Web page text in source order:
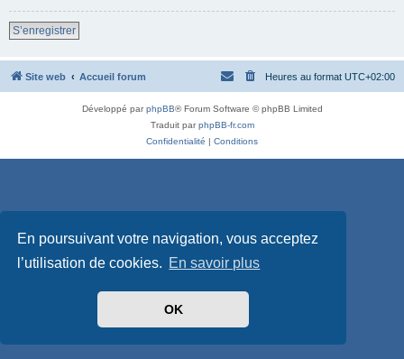
En poursuivant votre navigation, vous acceptez
l’utilisation de cookies. En savoir plus
OK
S’enregistrer
Site web Accueil forum Heures au format UTC+02:00
Développé parphpBB® Forum Software © phpBB Limited
Traduit parphpBB-fr.com
Confidentialité | Conditions